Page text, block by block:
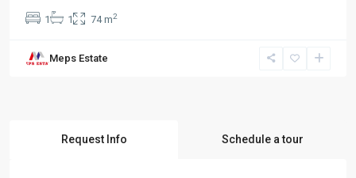
1 1 74 m2
Meps Estate
Request Info Schedule a tour